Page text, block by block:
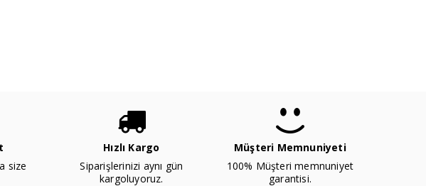
size
Hızlı Kargo
Siparişlerinizi aynı gün
kargoluyoruz.
Müşteri Memnuniyeti
100% Müşteri memnuniyet
garantisi.